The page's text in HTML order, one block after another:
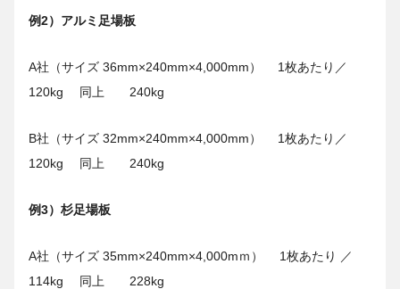
例2）アルミ足場板
A社（サイズ 36mm×240mm×4,000mm） 1枚あたり／
120kg 同上 240kg
B社（サイズ 32mm×240mm×4,000mm） 1枚あたり／
120kg 同上 240kg
例3）杉足場板
A社（サイズ 35mm×240mm×4,000mｍ） 1枚あたり ／
114kg 同上 228kg